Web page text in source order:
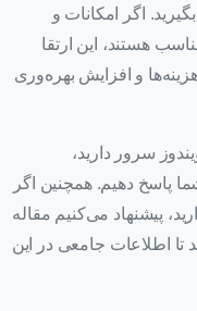
اگر امکانات و
هستند، این ارتقا
و افزایش بهره‌وری
سرور دارید،
پاسخ دهیم. همچنین اگر
پیشنهاد می‌کنیم مقاله
تا اطلاعات جامعی در این